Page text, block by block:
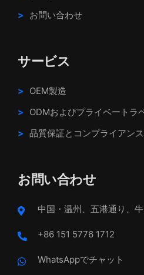
お問い合わせ
サービス
OEM製造
ODMおよびプライベートラ
品質保証とコンプライアンス
お問い合わせ
中国・温州、五港通り、
+86 151 5776 1712
WhatsAppでチャット